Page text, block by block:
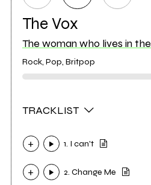
The Vox
The woman who lives in
Rock, Pop, Britpop
TRACKLIST
1. I can't
2. Change Me